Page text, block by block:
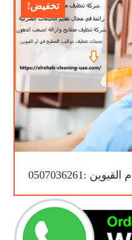
تخفيض!
:0507036261